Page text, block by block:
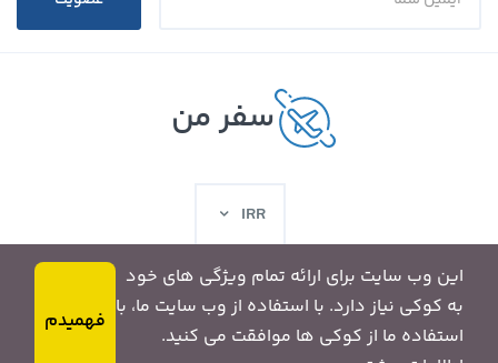
سفر من
IRR
© تونالیته. تمام حقوق محفوظ است.
این وب سایت برای ارائه تمام ویژگی های خود
به کوکی نیاز دارد. با استفاده از وب سایت ما، با
استفاده ما از کوکی ها موافقت می کنید.
فهمیدم